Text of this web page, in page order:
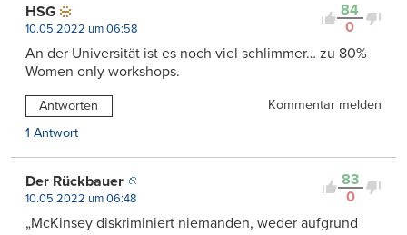
84
0
HSG
10.05.2022 um 06:58
An der Universität ist es noch viel schlimmer… zu 80%
Women only workshops.
Antworten
Kommentar melden
1 Antwort
83
0
Der Rückbauer
10.05.2022 um 06:48
„McKinsey diskriminiert niemanden, weder aufgrund